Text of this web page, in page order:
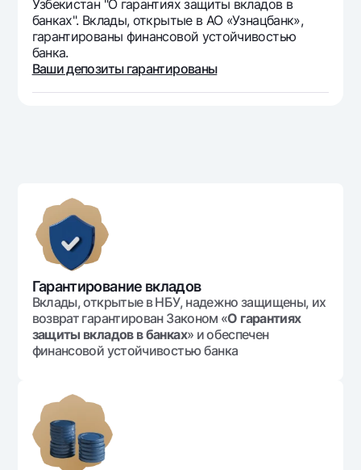
Узбекистан "О гарантиях защиты вкладов в
банках". Вклады, открытые в АО «Узнацбанк»,
гарантированы финансовой устойчивостью
банка.
Ваши депозиты гарантированы
Гарантирование вкладов
Вклады, открытые в НБУ, надежно защищены, их
возврат гарантирован Законом «О гарантиях
защиты вкладов в банках» и обеспечен
финансовой устойчивостью банка